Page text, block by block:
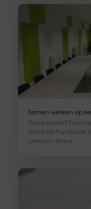
Samen werken op
Goed artikel? Deel
Share on Facebook
LinkedIn Share